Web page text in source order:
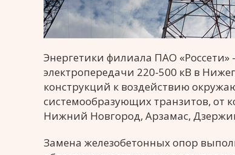
Энергетики филиала ПАО
электропередачи 220-500 кВ в
конструкций к воздействию
системообразующих транзитов, от
Нижний Новгород, Арзамас,
Замена железобетонных опор